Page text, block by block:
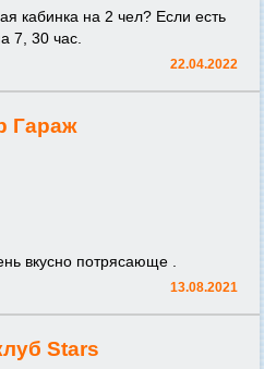
кабинка на 2 чел? Если есть
7, 30 час.
22.04.2022
Гараж
вкусно потрясающе .
13.08.2021
Stars